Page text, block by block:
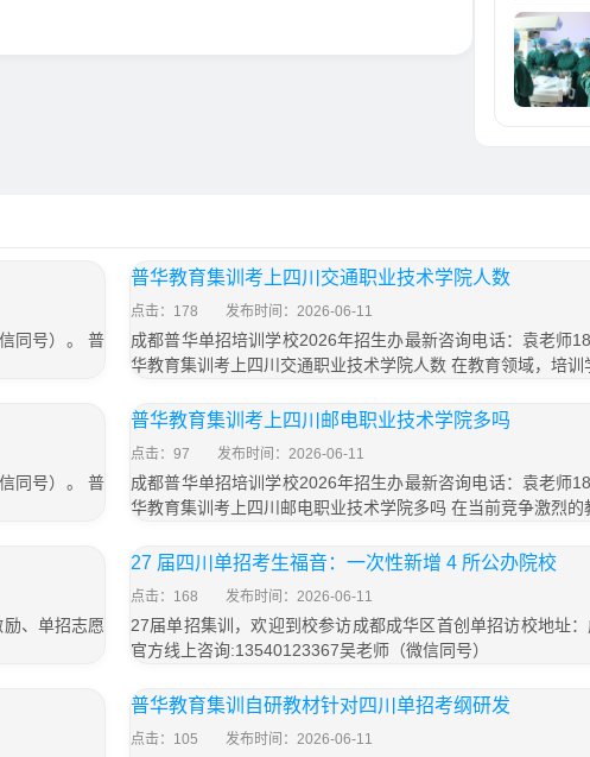
同号）。 普
普华教育集训考上四川交通职业技术学院人数
点击：178 发布时间：2026-06-11
成都普华单招培训学校2026年招生办最新咨询电话：袁老师
华教育集训考上四川交通职业技术学院人数 在教育领域，培训
同号）。 普
普华教育集训考上四川邮电职业技术学院多吗
点击：97 发布时间：2026-06-11
成都普华单招培训学校2026年招生办最新咨询电话：袁老师
华教育集训考上四川邮电职业技术学院多吗 在当前竞争激烈的
、单招志愿
27 届四川单招考生福音：一次性新增 4 所公办院校
点击：168 发布时间：2026-06-11
27届单招集训，欢迎到校参访成都成华区首创单招访校地址
官方线上咨询:13540123367吴老师（微信同号）
普华教育集训自研教材针对四川单招考纲研发
点击：105 发布时间：2026-06-11